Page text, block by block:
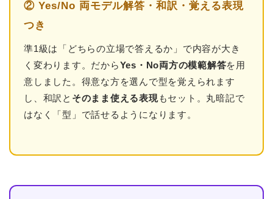
② Yes/No 両モデル解答・和訳・覚える表現
つき
準1級は「どちらの立場で答えるか」で内容が大き
く変わります。だからYes・No両方の模範解答を用
意しました。得意な方を選んで型を覚えられます
し、和訳と そのまま使える表現もセット。丸暗記で
はなく「型」で話せるようになります。